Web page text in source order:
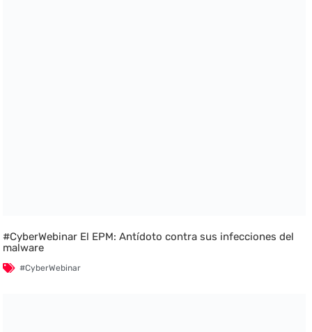
#CyberWebinar El EPM: Antídoto contra sus infecciones del
malware
#CyberWebinar